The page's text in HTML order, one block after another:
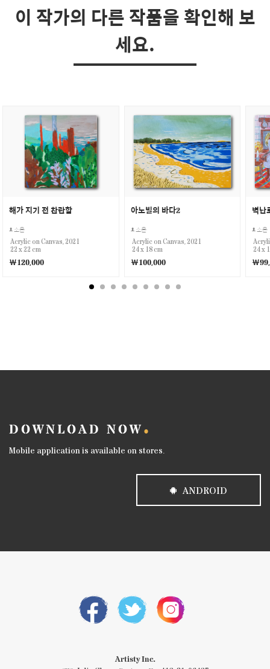
이 작가의 다른 작품을 확인해 보
세요.
해가 지기 전 찬란함
소온
Acrylic on Canvas, 2021
22 x 22 cm
￦120,000
아노빌의 바다2
소온
Acrylic on Canvas, 2021
24 x 18 cm
￦100,000
소온
24 x
￦
DOWNLOAD NOW
Mobile application is available on stores.
ANDROID
Artisty Inc.